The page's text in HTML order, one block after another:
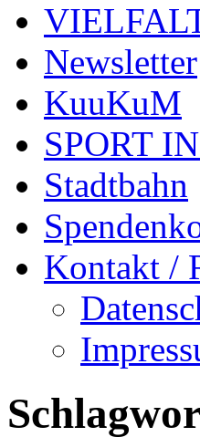
Newsletter
KuuKuM
SPORT
Stadtbahn
Kontakt /